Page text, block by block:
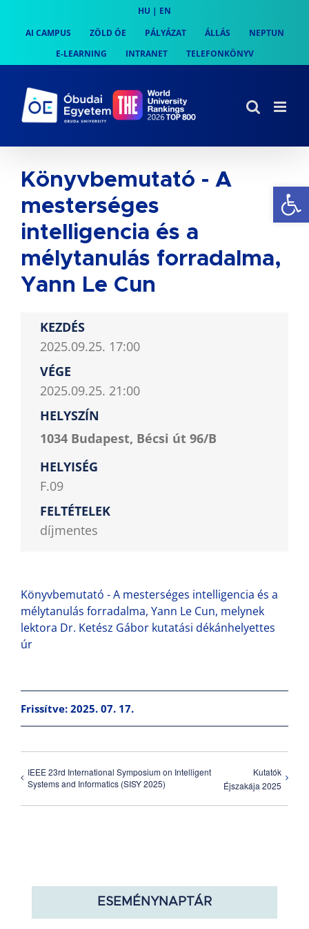
content
HU | EN
AI CAMPUS
ZÖLD ÓE PÁLYÁZAT ÁLLÁS
NEPTUN
E-LEARNING
INTRANET TELEFONKÖNYV
Könyvbemutató - A
mesterséges
intelligencia és a
mélytanulás forradalma,
Yann Le Cun
KEZDÉS
2025.09.25. 17:00
VÉGE
2025.09.25. 21:00
HELYSZÍN
1034 Budapest, Bécsi út 96/B
HELYISÉG
F.09
FELTÉTELEK
díjmentes
Könyvbemutató - A mesterséges intelligencia és a
mélytanulás forradalma, Yann Le Cun, melynek
lektora Dr. Ketész Gábor kutatási dékánhelyettes
úr
Frissítve: 2025. 07. 17.
IEEE 23rd International Symposium on Intelligent
Systems and Informatics (SISY 2025)
Kutatók
Éjszakája 2025
ESEMÉNYNAPTÁR